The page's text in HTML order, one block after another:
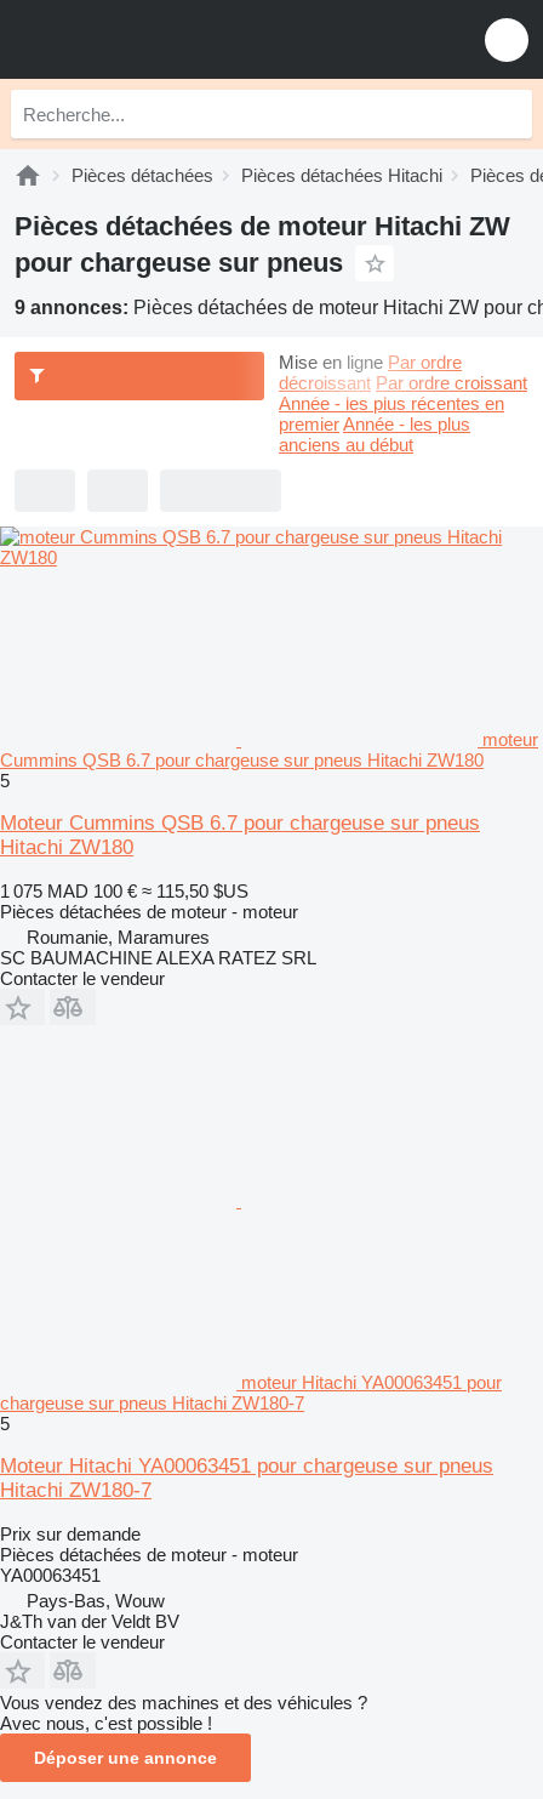
Pièces détachées Pièces détachées Hitachi Pièces
Pièces détachées de moteur Hitachi ZW
pour chargeuse sur pneus
9 annonces: Pièces détachées de moteur Hitachi ZW pour
Mise en ligne Par ordre
décroissant Par ordre croissant
Année - les plus récentes en
premierAnnée - les plus
anciens au début
moteur
Cummins QSB 6.7 pour chargeuse sur pneus Hitachi ZW180
5
Moteur Cummins QSB 6.7 pour chargeuse sur pneus
Hitachi ZW180
1 075 MAD 100 € ≈ 115,50 $US
Pièces détachées de moteur - moteur
Roumanie, Maramures
SC BAUMACHINE ALEXA RATEZ SRL
Contacter le vendeur
moteur Hitachi YA00063451 pour
chargeuse sur pneus Hitachi ZW180-7
5
Moteur Hitachi YA00063451 pour chargeuse sur pneus
Hitachi ZW180-7
Prix sur demande
Pièces détachées de moteur - moteur
YA00063451
Pays-Bas, Wouw
J&Th van der Veldt BV
Contacter le vendeur
Vous vendez des machines et des véhicules ?
Avec nous, c'est possible !
Déposer une annonce